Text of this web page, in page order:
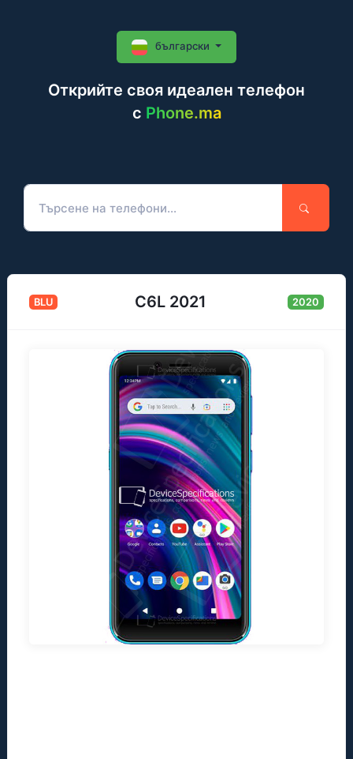
Открийте своя идеален телефон
c Phone.ma
български
BLU C6L 2021 2020